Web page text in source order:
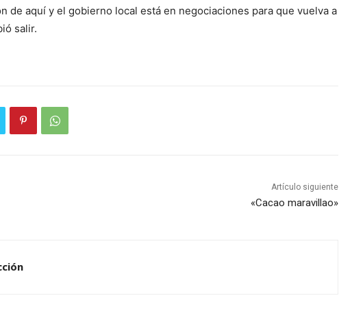
de aquí y el gobierno local está en negociaciones para que vuelva a
salir.
Artículo siguiente
«Cacao maravillao»